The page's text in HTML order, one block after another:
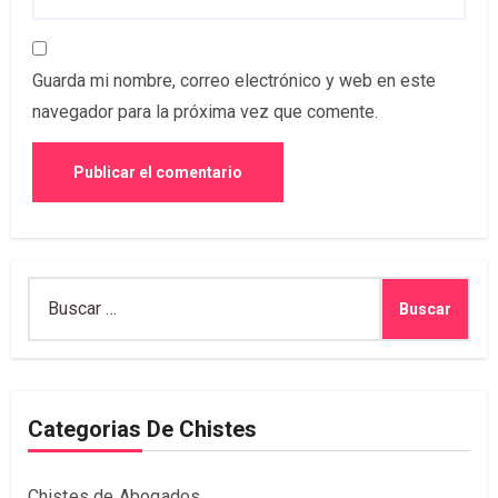
Guarda mi nombre, correo electrónico y web en este
navegador para la próxima vez que comente.
Categorias De Chistes